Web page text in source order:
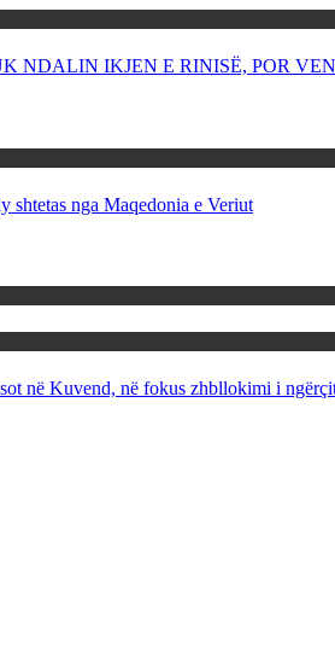
NDALIN IKJEN E RINISË, POR
shtetas nga Maqedonia e Veriut
në Kuvend, në fokus zhbllokimi i